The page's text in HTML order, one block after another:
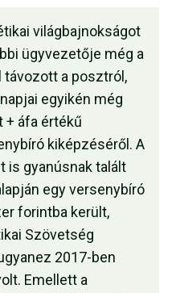
világbajnokságot
ügyvezetője még a
távozott a posztról,
egyikén még
+ áfa értékű
kiképzéséről. A
is gyanúsnak talált
egy versenybíró
forintba került,
Szövetség
2017-ben
Emellett a